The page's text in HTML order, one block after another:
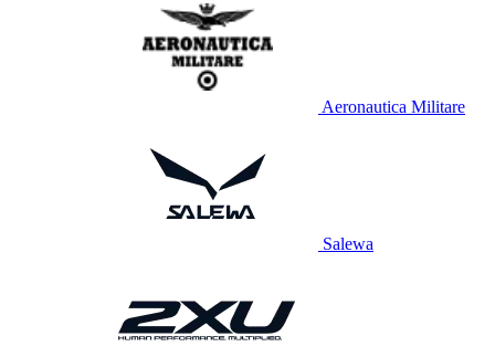
Aeronautica Militare
Salewa